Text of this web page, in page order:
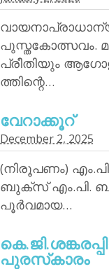
പുസ്തകോത്സവം.
പ്രീതിയും
ത്തിന്റെ…
വേറാക്കൂറ്
December 2, 2025
(നിരൂപണം)
ബുക്‌സ് എം.പി.
പൂര്‍വമായ…
പുരസ്‌കാരം